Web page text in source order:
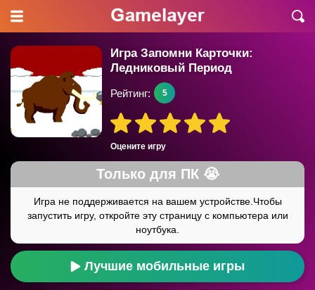
Игра Запомни Карточки:
Ледниковый Период
Оцените игру
Рейтинг: 5
Лучшие мобильные игры